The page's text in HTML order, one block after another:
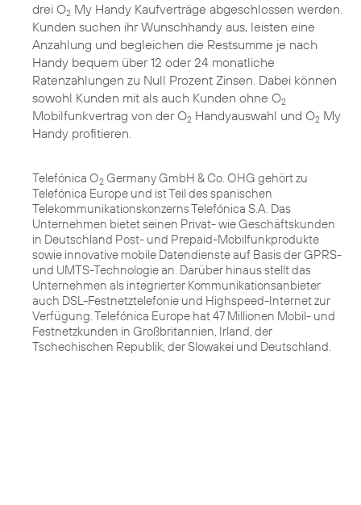
drei O2 My Handy Kaufverträge abgeschlossen werden.
Kunden suchen ihr Wunschhandy aus, leisten eine
Anzahlung und begleichen die Restsumme je nach
Handy bequem über 12 oder 24 monatliche
Ratenzahlungen zu Null Prozent Zinsen. Dabei können
sowohl Kunden mit als auch Kunden ohne O2
Mobilfunkvertrag von der O2 Handyauswahl und O2 My
Handy profitieren.
Telefónica O2 Germany GmbH & Co. OHG gehört zu
Telefónica Europe und ist Teil des spanischen
Telekommunikationskonzerns Telefónica S.A. Das
Unternehmen bietet seinen Privat- wie Geschäftskunden
in Deutschland Post- und Prepaid-Mobilfunkprodukte
sowie innovative mobile Datendienste auf Basis der GPRS-
und UMTS-Technologie an. Darüber hinaus stellt das
Unternehmen als integrierter Kommunikationsanbieter
auch DSL-Festnetztelefonie und Highspeed-Internet zur
Verfügung. Telefónica Europe hat 47 Millionen Mobil- und
Festnetzkunden in Großbritannien, Irland, der
Tschechischen Republik, der Slowakei und Deutschland.